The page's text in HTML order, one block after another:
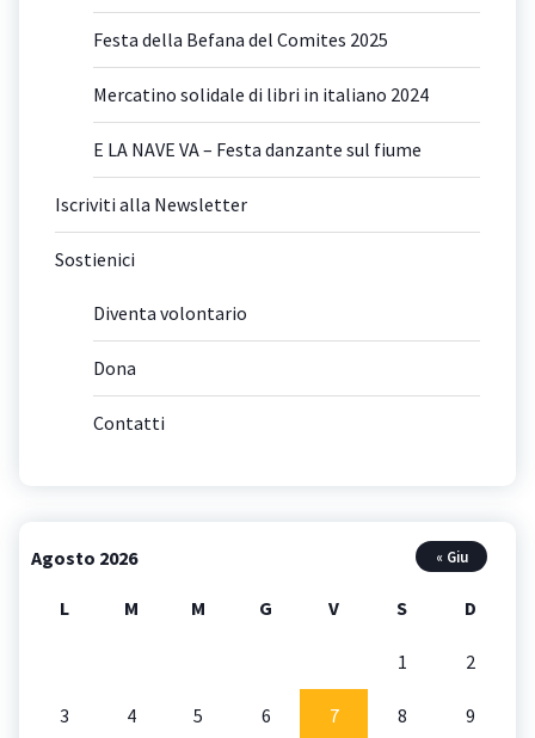
Festa della Befana del Comites 2025
Mercatino solidale di libri in italiano 2024
E LA NAVE VA – Festa danzante sul fiume
Iscriviti alla Newsletter
Sostienici
Diventa volontario
Dona
Contatti
Agosto 2026
L M M G V S D
1 2
3 4 5 6 7 8 9
« Giu